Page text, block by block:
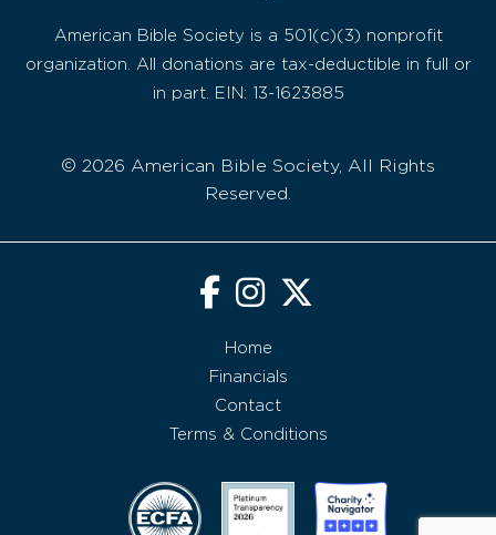
American Bible Society is a 501(c)(3) nonprofit
organization. All donations are tax-deductible in full or
in part. EIN: 13-1623885
© 2026 American Bible Society, All Rights
Reserved.
Home
Financials
Contact
Terms & Conditions